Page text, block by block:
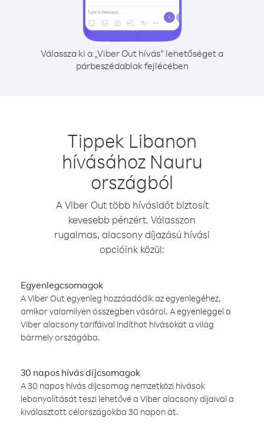
Válassza ki a „Viber Out hívás” lehetőséget a
párbeszédablak fejlécében
Tippek Libanon
hívásához Nauru
országból
A Viber Out több hívásidőt biztosít
kevesebb pénzért. Válasszon
rugalmas, alacsony díjazású hívási
opcióink közül:
Egyenlegcsomagok
A Viber Out egyenleg hozzáadódik az egyenlegéhez,
amikor valamilyen összegben vásárol. A egyenleggel a
Viber alacsony tarifáival indíthat hívásokat a világ
bármely országába.
30 napos hívás díjcsomagok
A 30 napos hívás díjcsomag nemzetközi hívások
lebonyolítását teszi lehetővé a Viber alacsony díjaival a
kiválasztott célországokba 30 napon át.